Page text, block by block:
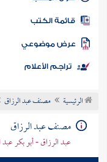
المكتبة
الكتب
موضوعي
تراجم الأعلام
الرئيسية مصنف عبد الرزاق
مصنف عبد الرزاق
عبد الرزاق - أبو بكر